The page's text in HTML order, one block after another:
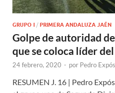
GRUPO I / PRIMERA ANDALUZA JAÉN
Golpe de autoridad
que se coloca líder
24 febrero, 2020 - por Pedro
RESUMEN J. 16 | Pedro